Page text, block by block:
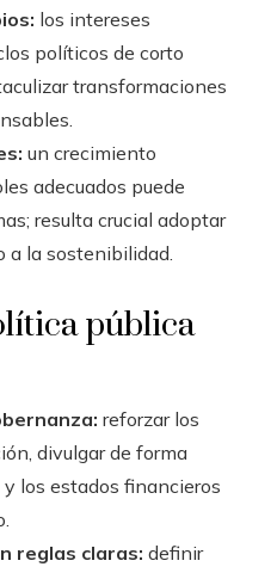
los intereses
políticos de corto
transformaciones
un crecimiento
adecuados puede
resulta crucial adoptar
a la sostenibilidad.
pública
reforzar los
divulgar de forma
los estados financieros
reglas claras: definir